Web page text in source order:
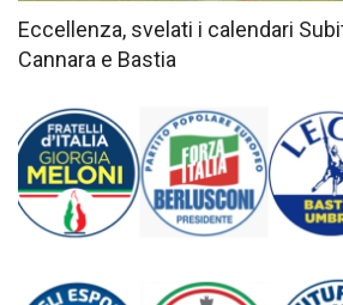
Eccellenza, svelati i calendari
Cannara e Bastia